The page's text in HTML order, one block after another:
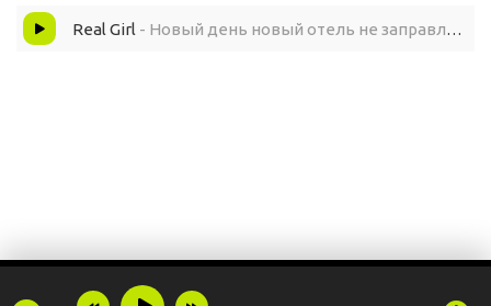
Но тёплый дождь не бьёт в стекло мокрых карет
Город плывёт в море цветных огней
Real Girl - Новый день новый отель не заправляю постель cover